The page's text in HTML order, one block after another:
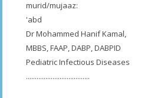
murid/mujaaz:
'abd
Dr Mohammed Hanif Kamal,
MBBS, FAAP, DABP, DABPID
Pediatric Infectious Diseases
....................................